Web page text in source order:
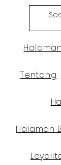
Tentang
Halaman